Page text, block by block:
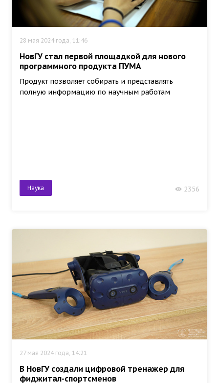
28 мая 2024 года, 11:46
НовГУ стал первой площадкой для нового
программного продукта ПУМА
Продукт позволяет собирать и представлять
полную информацию по научным работам
Наука 2356
27 мая 2024 года, 14:21
В НовГУ создали цифровой тренажер для
фиджитал-спортсменов